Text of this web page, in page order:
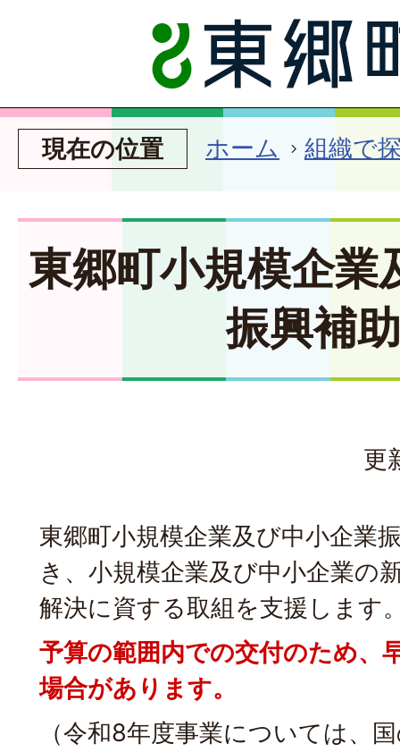
現在の位置 ホーム 組織で
東郷町小規模企業
振興補
更
東郷町小規模企業及び中小企業
き、小規模企業及び中小企業の
解決に資する取組を支援します
予算の範囲内での交付のため、
場合があります。
（令和8年度事業については、